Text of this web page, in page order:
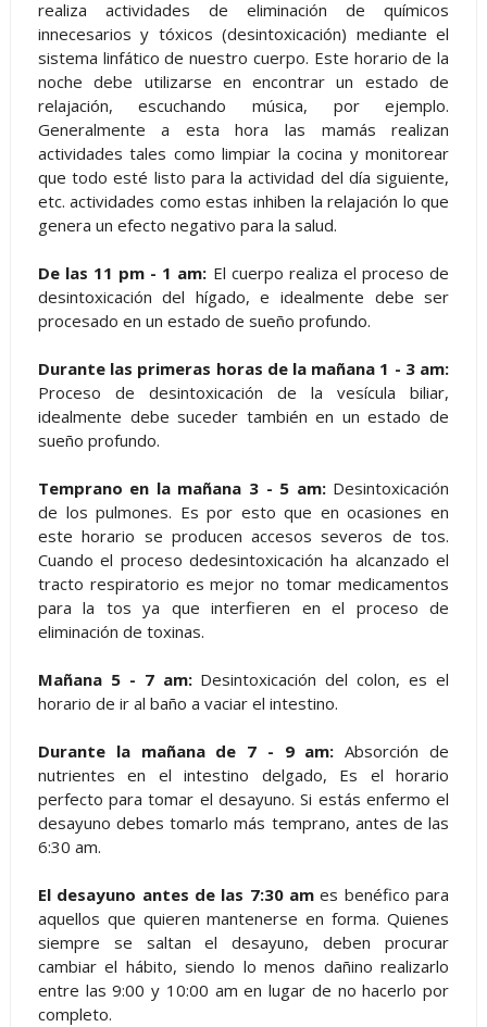
realiza actividades de eliminación de químicos
innecesarios y tóxicos (desintoxicación) mediante el
sistema linfático de nuestro cuerpo. Este horario de la
noche debe utilizarse en encontrar un estado de
relajación, escuchando música, por ejemplo.
Generalmente a esta hora las mamás realizan
actividades tales como limpiar la cocina y monitorear
que todo esté listo para la actividad del día siguiente,
etc. actividades como estas inhiben la relajación lo que
genera un efecto negativo para la salud.
De las 11 pm - 1 am: El cuerpo realiza el proceso de
desintoxicación del hígado, e idealmente debe ser
procesado en un estado de sueño profundo.
Durante las primeras horas de la mañana 1 - 3 am:
Proceso de desintoxicación de la vesícula biliar,
idealmente debe suceder también en un estado de
sueño profundo.
Temprano en la mañana 3 - 5 am:Desintoxicación
de los pulmones. Es por esto que en ocasiones en
este horario se producen accesos severos de tos.
Cuando el proceso dedesintoxicación ha alcanzado el
tracto respiratorio es mejor no tomar medicamentos
para la tos ya que interfieren en el proceso de
eliminación de toxinas.
Mañana 5 - 7 am:Desintoxicación del colon, es el
horario de ir al baño a vaciar el intestino.
Durante la mañana de 7 - 9 am: Absorción de
nutrientes en el intestino delgado, Es el horario
perfecto para tomar el desayuno. Si estás enfermo el
desayuno debes tomarlo más temprano, antes de las
6:30 am.
El desayuno antes de las 7:30 am es benéfico para
aquellos que quieren mantenerse en forma. Quienes
siempre se saltan el desayuno, deben procurar
cambiar el hábito, siendo lo menos dañino realizarlo
entre las 9:00 y 10:00 am en lugar de no hacerlo por
completo.